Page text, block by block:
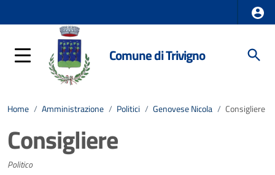
Comune di Trivigno
Home / Amministrazione / Politici / Genovese Nicola / Consigliere
Consigliere
Politico